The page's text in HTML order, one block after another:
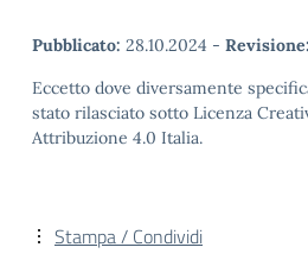
Pubblicato: 28.10.2024 - Revisione:
Eccetto dove diversamente
stato rilasciato sotto Licenza
Attribuzione 4.0 Italia.
Stampa / Condividi